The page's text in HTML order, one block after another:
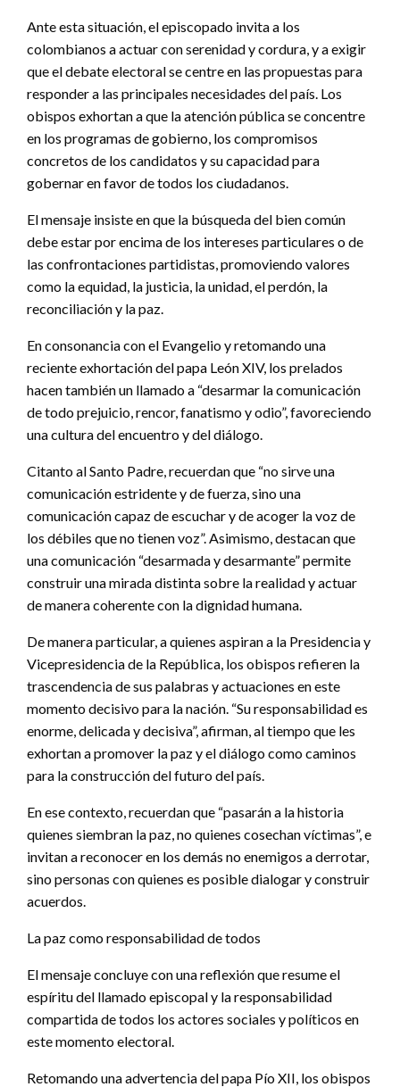
Ante esta situación, el episcopado invita a los
colombianos a actuar con serenidad y cordura, y a exigir
que el debate electoral se centre en las propuestas para
responder a las principales necesidades del país. Los
obispos exhortan a que la atención pública se concentre
en los programas de gobierno, los compromisos
concretos de los candidatos y su capacidad para
gobernar en favor de todos los ciudadanos.
El mensaje insiste en que la búsqueda del bien común
debe estar por encima de los intereses particulares o de
las confrontaciones partidistas, promoviendo valores
como la equidad, la justicia, la unidad, el perdón, la
reconciliación y la paz.
En consonancia con el Evangelio y retomando una
reciente exhortación del papa León XIV, los prelados
hacen también un llamado a “desarmar la comunicación
de todo prejuicio, rencor, fanatismo y odio”, favoreciendo
una cultura del encuentro y del diálogo.
Citanto al Santo Padre, recuerdan que “no sirve una
comunicación estridente y de fuerza, sino una
comunicación capaz de escuchar y de acoger la voz de
los débiles que no tienen voz”. Asimismo, destacan que
una comunicación “desarmada y desarmante” permite
construir una mirada distinta sobre la realidad y actuar
de manera coherente con la dignidad humana.
De manera particular, a quienes aspiran a la Presidencia y
Vicepresidencia de la República, los obispos refieren la
trascendencia de sus palabras y actuaciones en este
momento decisivo para la nación. “Su responsabilidad es
enorme, delicada y decisiva”, afirman, al tiempo que les
exhortan a promover la paz y el diálogo como caminos
para la construcción del futuro del país.
En ese contexto, recuerdan que “pasarán a la historia
quienes siembran la paz, no quienes cosechan víctimas”, e
invitan a reconocer en los demás no enemigos a derrotar,
sino personas con quienes es posible dialogar y construir
acuerdos.
La paz como responsabilidad de todos
El mensaje concluye con una reflexión que resume el
espíritu del llamado episcopal y la responsabilidad
compartida de todos los actores sociales y políticos en
este momento electoral.
Retomando una advertencia del papa Pío XII, los obispos